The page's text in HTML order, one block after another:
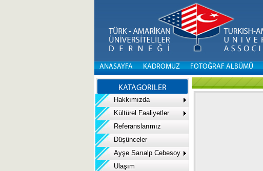
ANASAYFA KADROMUZ FOTOĞRAF ALBÜMÜ
KATAGORILER
Hakkımızda
Kültürel Faaliyetler
Referanslarımız
Düşünceler
Ayşe Sarıalp Cebesoy
Ulaşım